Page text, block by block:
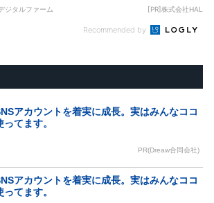
ジタルファーム [PR]株式会社HAL
Recommended by
アカウントを着実に成長。実はみんなココ
ってます。
PR(Dreaw合同会社)
アカウントを着実に成長。実はみんなココ
ってます。